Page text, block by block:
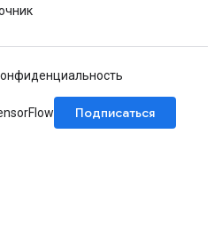
Подписаться